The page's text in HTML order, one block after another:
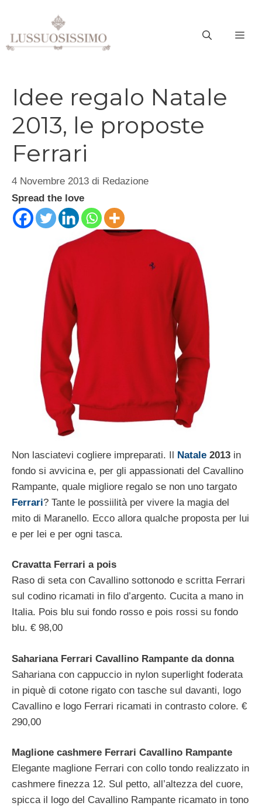
contenuto
Idee regalo Natale
2013, le proposte
Ferrari
4 Novembre 2013 di Redazione
Spread the love
Non lasciatevi cogliere impreparati. Il Natale 2013 in
fondo si avvicina e, per gli appassionati del Cavallino
Rampante, quale migliore regalo se non uno targato
Ferrari? Tante le possiilità per vivere la magia del
mito di Maranello. Ecco allora qualche proposta per lui
e per lei e per ogni tasca.
Cravatta Ferrari a pois
Raso di seta con Cavallino sottonodo e scritta Ferrari
sul codino ricamati in filo d’argento. Cucita a mano in
Italia. Pois blu sui fondo rosso e pois rossi su fondo
blu. € 98,00
Sahariana Ferrari Cavallino Rampante da donna
Sahariana con cappuccio in nylon superlight foderata
in piquè di cotone rigato con tasche sul davanti, logo
Cavallino e logo Ferrari ricamati in contrasto colore. €
290,00
Maglione cashmere Ferrari Cavallino Rampante
Elegante maglione Ferrari con collo tondo realizzato in
cashmere finezza 12. Sul petto, all’altezza del cuore,
spicca il logo del Cavallino Rampante ricamato in tono